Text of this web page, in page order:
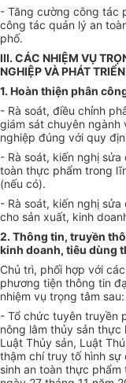
- Tăng cường công tác
công tác quản lý an
phố.
III. CÁC NHIỆM VỤ
NGHIỆP VÀ PHÁT
1. Hoàn thiện phân
- Rà soát, điều chỉnh
giám sát chuyên ngành
nghiệp đúng với quy
- Rà soát, kiến nghị
toàn thực phẩm trong
(nếu có).
- Rà soát, kiến nghị
cho sản xuất, kinh
2. Thông tin, truyền
kinh doanh, tiêu dùng
Chủ trì, phối hợp với
phương tiện thông tin
nhiệm vụ trọng tâm sau:
- Tổ chức tuyên truyền
nông lâm thủy sản thực
Luật Thủy sản, Luật
thậm chí truy tố hình sự
sinh an toàn thực phẩm